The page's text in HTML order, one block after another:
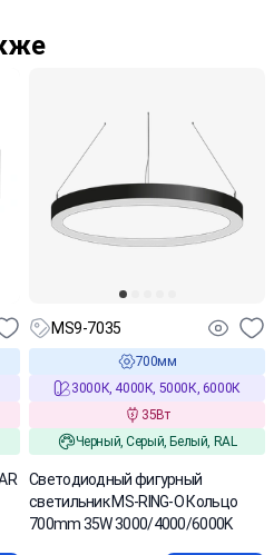
MS9-7035
700мм
3000К, 4000К, 5000К, 6000К
35Вт
Черный, Серый, Белый, RAL
Светодиодный фигурный
светильник MS-RING-O Кольцо
700mm 35W 3000/4000/6000K